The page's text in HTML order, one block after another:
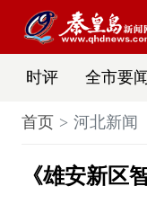
时评 全市要
首页 河北新闻
《雄安新区